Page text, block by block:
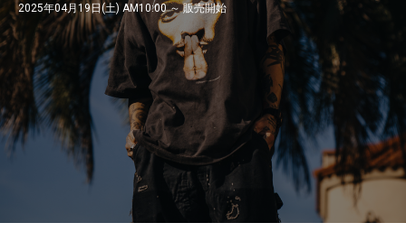
2025年04月19日(土) AM10:00 ～ 販売開始